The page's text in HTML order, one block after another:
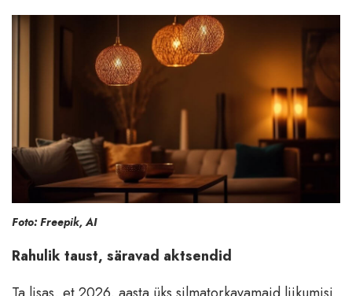
Foto: Freepik, AI
Rahulik taust, säravad aktsendid